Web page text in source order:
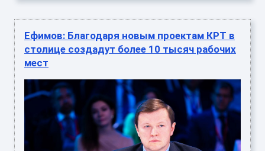
Ефимов: Благодаря новым проектам КРТ в
столице создадут более 10 тысяч рабочих
мест